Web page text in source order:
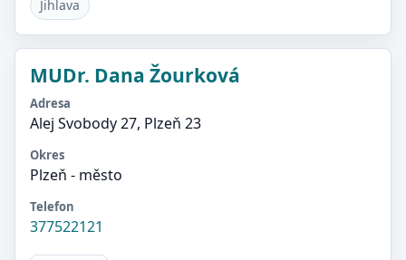
Jihlava
MUDr. Dana Žourková
Adresa
Alej Svobody 27, Plzeň 23
Okres
Plzeň - město
Telefon
377522121